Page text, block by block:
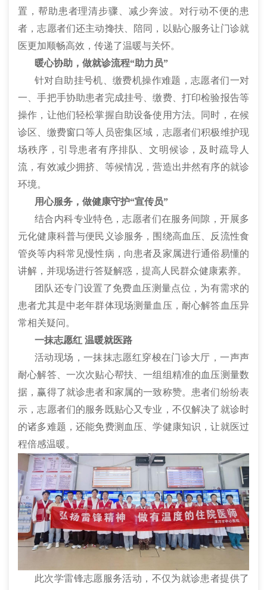
置，帮助患者理清步骤、减少奔波。对行动不便的患
者，志愿者们还主动搀扶、陪同，以贴心服务让门诊就
医更加顺畅高效，传递了温暖与关怀。
暖心协助，做就诊流程“助力员”
针对自助挂号机、缴费机操作难题，志愿者们一对
一、手把手协助患者完成挂号、缴费、打印检验报告等
操作，让他们轻松掌握自助设备使用方法。同时，在候
诊区、缴费窗口等人员密集区域，志愿者们积极维护现
场秩序，引导患者有序排队、文明候诊，及时疏导人
流，有效减少拥挤、等候情况，营造出井然有序的就诊
环境。
用心服务，做健康守护“宣传员”
结合内科专业特色，志愿者们在服务间隙，开展多
元化健康科普与便民义诊服务，围绕高血压、反流性食
管炎等内科常见慢性病，向患者及家属进行通俗易懂的
讲解，并现场进行答疑解惑，提高人民群众健康素养。
团队还专门设置了免费血压测量点位，为有需求的
患者尤其是中老年群体现场测量血压，耐心解答血压异
常相关疑问。
一抹志愿红 温暖就医路
活动现场，一抹抹志愿红穿梭在门诊大厅，一声声
耐心解答、一次次贴心帮扶、一组组精准的血压测量数
据，赢得了就诊患者和家属的一致称赞。患者们纷纷表
示，志愿者们的服务既贴心又专业，不仅解决了就诊时
的诸多难题，还能免费测血压、学健康知识，让就医过
程倍感温暖。
此次学雷锋志愿服务活动，不仅为就诊患者提供了